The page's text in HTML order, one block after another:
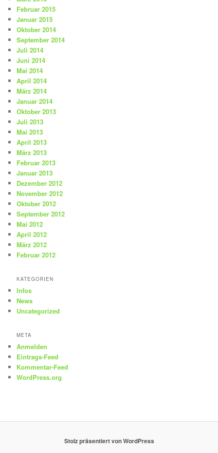
Februar 2015
Januar 2015
Oktober 2014
September 2014
Juli 2014
Juni 2014
Mai 2014
April 2014
März 2014
Januar 2014
Oktober 2013
Juli 2013
Mai 2013
April 2013
März 2013
Februar 2013
Januar 2013
Dezember 2012
November 2012
Oktober 2012
September 2012
Mai 2012
April 2012
März 2012
Februar 2012
KATEGORIEN
Infos
News
Uncategorized
META
Anmelden
Eintrags-Feed
Kommentar-Feed
WordPress.org
Stolz präsentiert von WordPress